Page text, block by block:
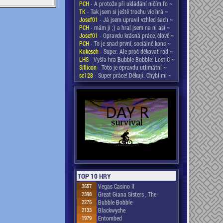
PCH- A protože při ukládání ničím fo ~
TK- Tak jsem si ještě trochu víc hrá ~
Josef01 - Já jsem upravil vzhled šach ~
PCH- mám ji ;) a hral jsem na ni asi ~
Josef01 - Opravdu krásná práce, člově ~
PCH- To je snad první, sociálně kons ~
Kokesch- Super. Ale proč děkovat rod ~
LHS- Vyšla hra Bubble Bobble: Lost C ~
Sillicon- Toto je opravdu utlimátní ~
sc128- Super práce! Děkuji. Chybí mi ~
TOP 10 HRY
3557 Vegas Casino II
2398 Great Giana Sisters , The
2275 Bubble Bobble
2133 Blackwyche
1979 Entombed